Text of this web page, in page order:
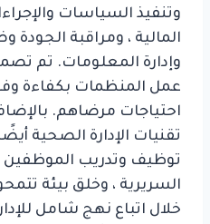
وتنفيذ السياسات
المالية ، ومراقبة الجودة
وإدارة المعلومات. تم
عمل المنظمات بكفاءة
احتياجات مرضاهم.
تقنيات الإدارة الصحية
توظيف وتدريب الموظفين
السريرية ، وخلق بيئة
خلال اتباع نهج شامل